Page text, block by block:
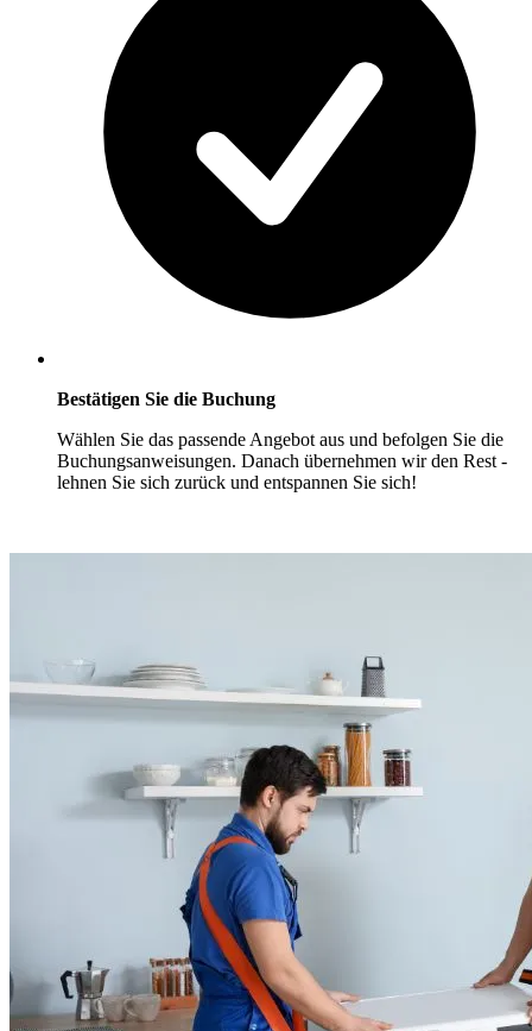
Bestätigen Sie die Buchung
Wählen Sie das passende Angebot aus und befolgen Sie die
Buchungsanweisungen. Danach übernehmen wir den Rest -
lehnen Sie sich zurück und entspannen Sie sich!